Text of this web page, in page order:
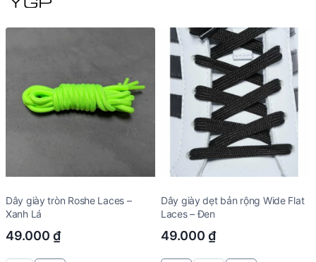
Dây giày tròn Roshe Laces –
Xanh Lá
49.000 ₫
Dây giày dẹt bản rộng Wide Flat
Laces – Đen
49.000 ₫